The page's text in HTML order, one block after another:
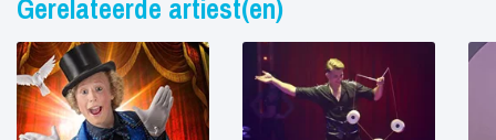
Gerelateerde artiest(en)